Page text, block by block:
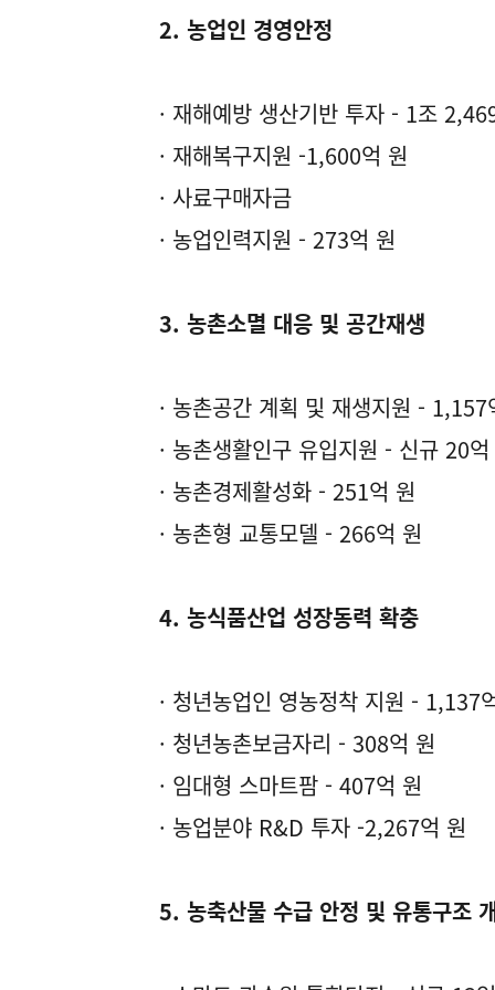
2. 농업인 경영안정
· 재해예방 생산기반 투자 - 1조
· 재해복구지원 -1,600억 원
· 사료구매자금
· 농업인력지원 - 273억 원
3. 농촌소멸 대응 및 공간재생
· 농촌공간 계획 및 재생지원 - 1,157
· 농촌생활인구 유입지원 - 신규 20억
· 농촌경제활성화 - 251억 원
· 농촌형 교통모델 - 266억 원
4. 농식품산업 성장동력 확충
· 청년농업인 영농정착 지원 - 1,137
· 청년농촌보금자리 - 308억 원
· 임대형 스마트팜 - 407억 원
· 농업분야 R&D 투자 -2,267억 원
5. 농축산물 수급 안정 및 유통구조